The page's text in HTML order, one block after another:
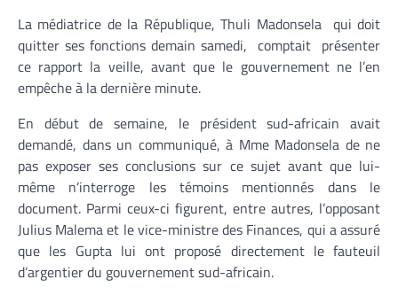
La médiatrice de la République, Thuli Madonsela qui doit
quitter ses fonctions demain samedi, comptait présenter
ce rapport la veille, avant que le gouvernement ne l’en
empêche à la dernière minute.
En début de semaine, le président sud-africain avait
demandé, dans un communiqué, à Mme Madonsela de ne
pas exposer ses conclusions sur ce sujet avant que lui-
même n’interroge les témoins mentionnés dans le
document. Parmi ceux-ci figurent, entre autres, l’opposant
Julius Malema et le vice-ministre des Finances, qui a assuré
que les Gupta lui ont proposé directement le fauteuil
d’argentier du gouvernement sud-africain.